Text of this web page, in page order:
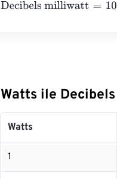
Decibels milliwatt=10 ×M ath
Watts ile
Watts
1